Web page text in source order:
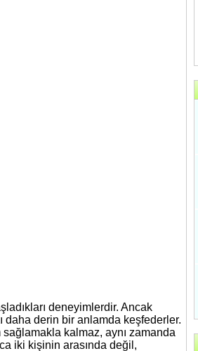
deneyimlerdir. Ancak
daha derin bir anlamda keşfederler.
kalmaz, aynı zamanda
iki kişinin arasında değil,